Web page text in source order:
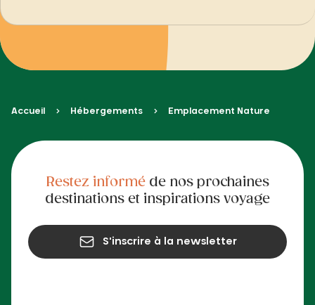
Accueil Hébergements Emplacement Nature
Restez informéde nos prochaines
destinations et inspirations voyage
S'inscrire à la newsletter